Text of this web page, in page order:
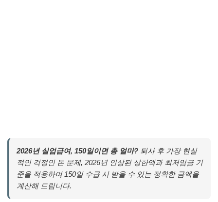
2026년 실업급여, 150일이면 총 얼마? 퇴사 후 가장 현실
적인 걱정인 돈 문제, 2026년 인상된 상한액과 최저임금 기
준을 적용하여 150일 수급 시 받을 수 있는 정확한 금액을
계산해 드립니다.